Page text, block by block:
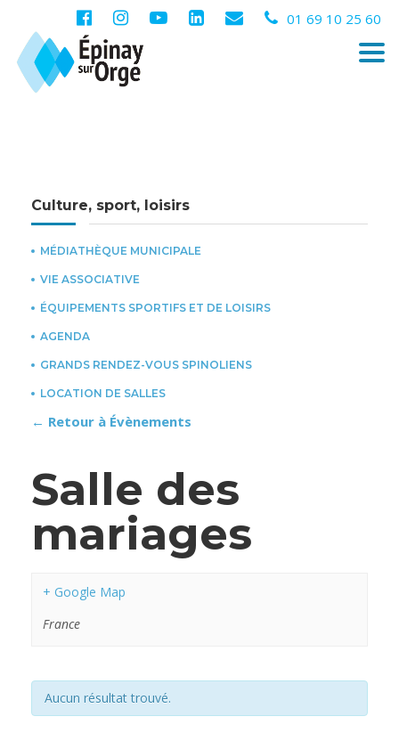
01 69 10 25 60
Culture, sport, loisirs
MÉDIATHÈQUE MUNICIPALE
VIE ASSOCIATIVE
ÉQUIPEMENTS SPORTIFS ET DE LOISIRS
AGENDA
GRANDS RENDEZ-VOUS SPINOLIENS
LOCATION DE SALLES
← Retour à Évènements
Salle des
mariages
+ Google Map
France
Aucun résultat trouvé.